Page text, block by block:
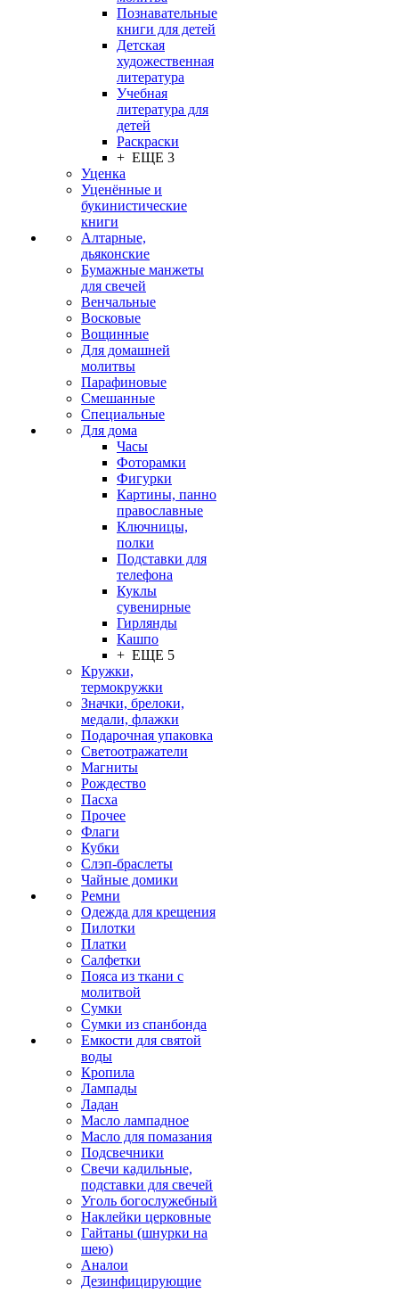
Познавательные
книги для детей
Детская
художественная
литература
Учебная
литература для
детей
Раскраски
+ ЕЩЕ 3
Уценка
Уценённые и
букинистические
книги
Алтарные,
дьяконские
Бумажные манжеты
для свечей
Венчальные
Восковые
Вощинные
Для домашней
молитвы
Парафиновые
Смешанные
Специальные
Для дома
Часы
Фоторамки
Фигурки
Картины, панно
православные
Ключницы,
полки
Подставки для
телефона
Куклы
сувенирные
Гирлянды
Кашпо
+ ЕЩЕ 5
Кружки,
термокружки
Значки, брелоки,
медали, флажки
Подарочная упаковка
Светоотражатели
Магниты
Рождество
Пасха
Прочее
Флаги
Кубки
Слэп-браслеты
Чайные домики
Ремни
Одежда для крещения
Пилотки
Платки
Салфетки
Пояса из ткани с
молитвой
Сумки
Сумки из спанбонда
Емкости для святой
воды
Кропила
Лампады
Ладан
Масло лампадное
Масло для помазания
Подсвечники
Свечи кадильные,
подставки для свечей
Уголь богослужебный
Наклейки церковные
Гайтаны (шнурки на
шею)
Аналои
Дезинфицирующие